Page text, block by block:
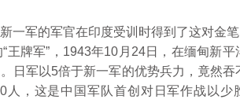
军的军官在印度受训时得到了这对金笔
牌军”，1943年10月24日，在缅甸新平
日军以5倍于新一军的优势兵力，竟然吞
人，这是中国军队首创对日军作战以少